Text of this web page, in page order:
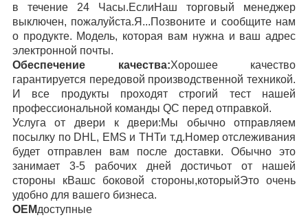
в течение 24
Часы.ЕслиНаш торговый менеджер
выключен, пожалуйста.Я...Позвоните и сообщите нам
о продукте. Модель, которая вам нужна и ваш адрес
электронной почты.
Обеспечение качества:Хорошее качество
гарантируется передовой производственной техникой.
И все продукты проходят строгий тест нашей
профессиональной команды QC перед отправкой.
Услуга от двери к двери:Мы обычно отправляем
посылку по DHL, EMS и ТНТи т.д.Номер отслеживания
будет отправлен вам после доставки. Обычно это
занимает 3-5 рабочих дней
достичьот от нашей
стороны кВашс боковой стороны,которыйЭто очень
удобно для вашего бизнеса.
OEMдоступные